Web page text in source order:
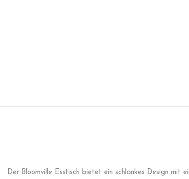
Der Bloomville Esstisch bietet ein schlankes Design mit